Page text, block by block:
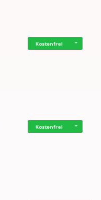
Kostenfrei
Kostenfrei